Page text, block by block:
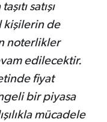
satışı
kişilerin de
noterlikler
edilecektir.
fiyat
bir piyasa
mücadele